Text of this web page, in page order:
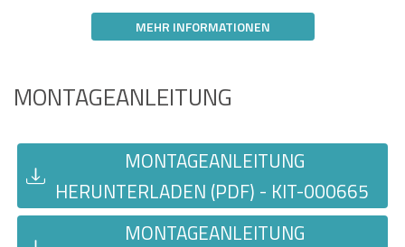
MEHR INFORMATIONEN
MONTAGEANLEITUNG
MONTAGEANLEITUNG
HERUNTERLADEN (PDF) - KIT-000665
MONTAGEANLEITUNG